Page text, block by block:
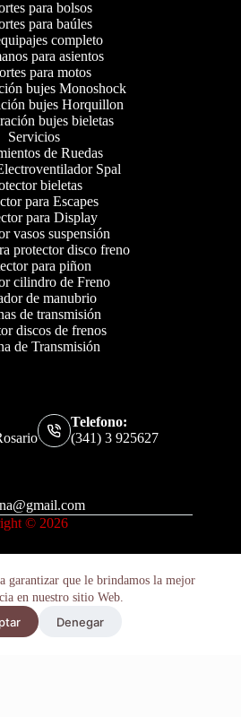
garantizar que le brindamos la mejor
en nuestro sitio Web.
Denegar
para bolsos
para baúles
completo
para asientos
para motos
bujes Monoshock
bujes Horquillon
bujes bieletas
Servicios
de Ruedas
Spal
bieletas
para Escapes
para Display
vasos suspensión
protector disco freno
para piñon
cilindro de Freno
de manubrio
de transmisión
discos de frenos
de Transmisión
Telefono:
(341) 3 925627
© 2026
Protector Para Piñon Yamaha Yfz 450 2010-2015 Añadir al carrito